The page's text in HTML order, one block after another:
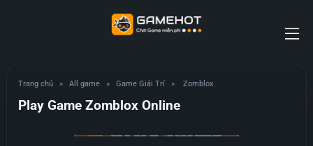
Trang chủ » All game » Game Giải Trí » Zomblox
Play Game Zomblox Online